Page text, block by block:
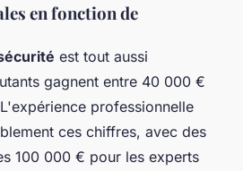
en fonction de
est tout aussi
gagnent entre 40 000 €
professionnelle
ces chiffres, avec des
100 000 € pour les experts